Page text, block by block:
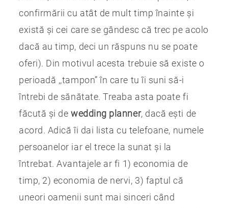
confirmării cu atât de mult timp înainte și
există și cei care se gândesc că trec pe acolo
dacă au timp, deci un răspuns nu se poate
oferi). Din motivul acesta trebuie să existe o
perioadă ,,tampon” în care tu îi suni să-i
întrebi de sănătate. Treaba asta poate fi
făcută și dewedding planner, dacă ești de
acord. Adică îi dai lista cu telefoane, numele
persoanelor iar el trece la sunat și la
întrebat. Avantajele ar fi 1) economia de
timp, 2) economia de nervi, 3) faptul că
uneori oamenii sunt mai sinceri când